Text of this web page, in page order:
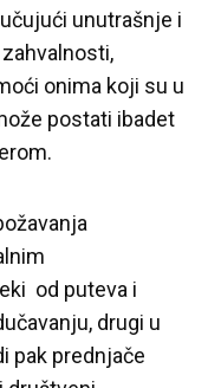
unutrašnje i
onima koji su u
postati ibadet
od puteva i
drugi u
pak prednjače